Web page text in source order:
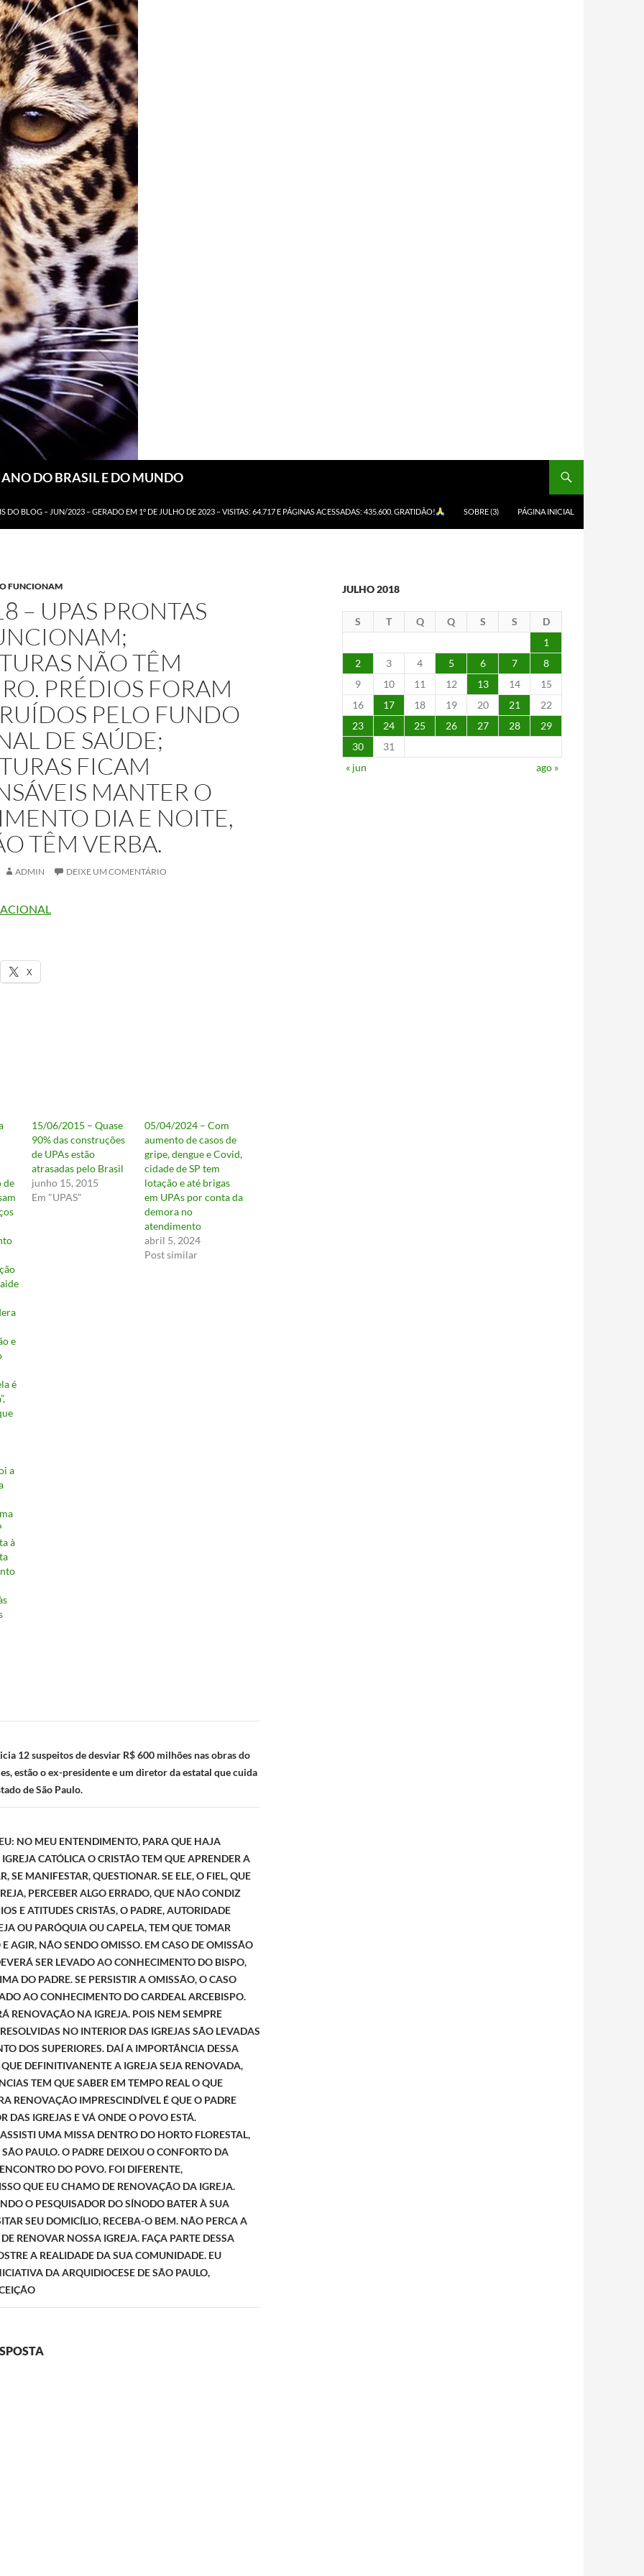
DO BRASIL E DO MUNDO
DO BLOG – JUN/2023 – GERADO EM 1º DE JULHO DE 2023 – VISITAS: 64.717 E PÁGINAS ACESSADAS: 435.600. GRATIDÃO! SOBRE (3) PÁGINA INICIAL
FUNCIONAM
– UPAS PRONTAS
NÃO TÊM
PRÉDIOS FORAM
PELO FUNDO
DE SAÚDE;
FICAM
MANTER O
DIA E NOITE,
TÊM VERBA.
ADMIN DEIXE UM COMENTÁRIO
X
de
e
é
a
à
15/06/2015 – Quase
90% das construções
de UPAs estão
atrasadas pelo Brasil
junho 15, 2015
Em "UPAS"
05/04/2024 – Com
aumento de casos de
gripe, dengue e Covid,
cidade de SP tem
lotação e até brigas
em UPAs por conta da
demora no
atendimento
abril 5, 2024
Post similar
12 suspeitos de desviar R$ 600 milhões nas obras do
estão o ex-presidente e um diretor da estatal que cuida
de São Paulo.
NO MEU ENTENDIMENTO, PARA QUE HAJA
CATÓLICA O CRISTÃO TEM QUE APRENDER A
SE MANIFESTAR, QUESTIONAR. SE ELE, O FIEL, QUE
PERCEBER ALGO ERRADO, QUE NÃO CONDIZ
E ATITUDES CRISTÃS, O PADRE, AUTORIDADE
OU PARÓQUIA OU CAPELA, TEM QUE TOMAR
AGIR, NÃO SENDO OMISSO. EM CASO DE OMISSÃO
SER LEVADO AO CONHECIMENTO DO BISPO,
DO PADRE. SE PERSISTIR A OMISSÃO, O CASO
AO CONHECIMENTO DO CARDEAL ARCEBISPO.
RENOVAÇÃO NA IGREJA. POIS NEM SEMPRE
NO INTERIOR DAS IGREJAS SÃO LEVADAS
DOS SUPERIORES. DAÍ A IMPORTÂNCIA DESSA
DEFINITIVANENTE A IGREJA SEJA RENOVADA,
TEM QUE SABER EM TEMPO REAL O QUE
RENOVAÇÃO IMPRESCINDÍVEL É QUE O PADRE
DAS IGREJAS E VÁ ONDE O POVO ESTÁ.
UMA MISSA DENTRO DO HORTO FLORESTAL,
PAULO. O PADRE DEIXOU O CONFORTO DA
DO POVO. FOI DIFERENTE,
QUE EU CHAMO DE RENOVAÇÃO DA IGREJA.
O PESQUISADOR DO SÍNODO BATER À SUA
SEU DOMICÍLIO, RECEBA-O BEM. NÃO PERCA A
RENOVAR NOSSA IGREJA. FAÇA PARTE DESSA
A REALIDADE DA SUA COMUNIDADE. EU
DA ARQUIDIOCESE DE SÃO PAULO,
JULHO 2018
S T Q Q S S
D
1
2
3 4 5 6 7
8
9
10 11 12 13 14
15
16
17 18 19 20 21
22
23
24 25 26 27 28
29
30
31
« jun
ago »